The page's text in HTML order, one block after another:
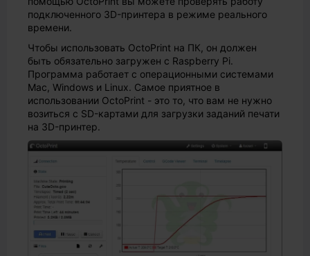
подключенного 3D-принтера в режиме реального
времени.
Чтобы использовать OctoPrint на ПК, он должен
быть обязательно загружен с Raspberry Pi.
Программа работает с операционными системами
Mac, Windows и Linux. Самое приятное в
использовании OctoPrint - это то, что вам не нужно
возиться с SD-картами для загрузки заданий печати
на 3D-принтер.